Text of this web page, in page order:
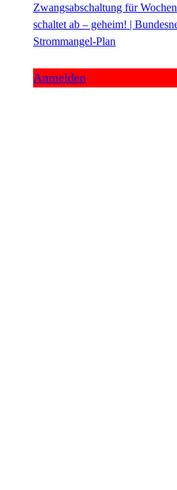
Zwangsabschaltung für
schaltet ab – geheim! |
Strommangel-Plan
Anmelden